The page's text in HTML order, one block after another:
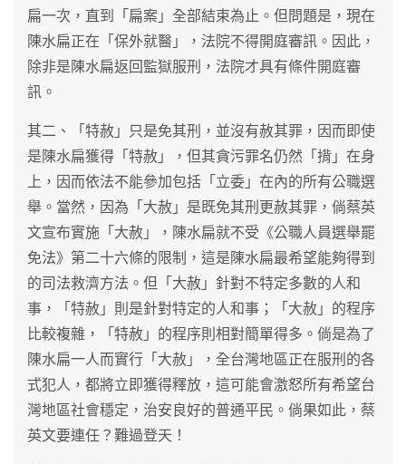
扁一次，直到「扁案」全部結束為止。但問題是，現在
陳水扁正在「保外就醫」，法院不得開庭審訊。因此，
除非是陳水扁返回監獄服刑，法院才具有條件開庭審
訊。
其二、「特赦」只是免其刑，並沒有赦其罪，因而即使
是陳水扁獲得「特赦」，但其貪污罪名仍然「揹」在身
上，因而依法不能參加包括「立委」在內的所有公職選
舉。當然，因為「大赦」是既免其刑更赦其罪，倘蔡英
文宣布實施「大赦」，陳水扁就不受《公職人員選舉罷
免法》第二十六條的限制，這是陳水扁最希望能夠得到
的司法救濟方法。但「大赦」針對不特定多數的人和
事，「特赦」則是針對特定的人和事；「大赦」的程序
比較複雜，「特赦」的程序則相對簡單得多。倘是為了
陳水扁一人而實行「大赦」，全台灣地區正在服刑的各
式犯人，都將立即獲得釋放，這可能會激怒所有希望台
灣地區社會穩定，治安良好的普通平民。倘果如此，蔡
英文要連任？難過登天！